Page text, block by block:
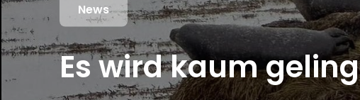
News
Es wird kaum